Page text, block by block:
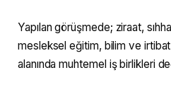
Yapılan görüşmede; ziraat,
mesleksel eğitim, bilim ve
alanında muhtemel iş birlikleri